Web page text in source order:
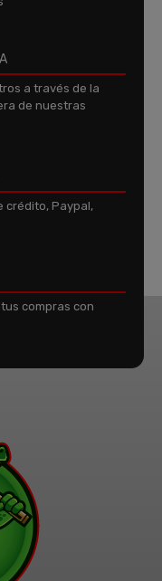
a través de la
de nuestras
crédito, Paypal,
compras con